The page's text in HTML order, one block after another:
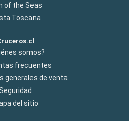
of the Seas
Toscana
somos?
frecuentes
generales de venta
del sitio